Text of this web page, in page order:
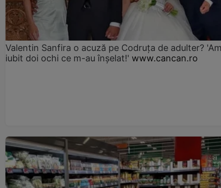
Valentin Sanfira o acuză pe Codruța de adulter?
iubit doi ochi ce m-au înșelat!' www.cancan.ro